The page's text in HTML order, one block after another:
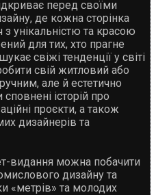
перед своїми
де кожна сторінка
з унікальністю та красою
для тих, хто прагне
свіжі тенденції у світі
свій житловий або
але й естетично
історій про
проєкти, а також
дизайнерів та
видання можна побачити
дизайну та
«метрів» та молодих